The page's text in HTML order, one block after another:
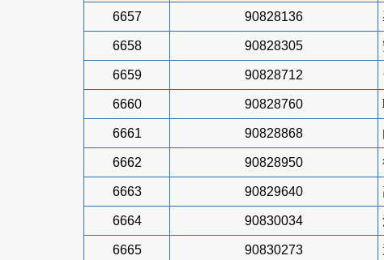
6657 90828136
6658 90828305
6659 90828712
6660 90828760
6661 90828868
6662 90828950
6663 90829640
6664 90830034
6665 90830273